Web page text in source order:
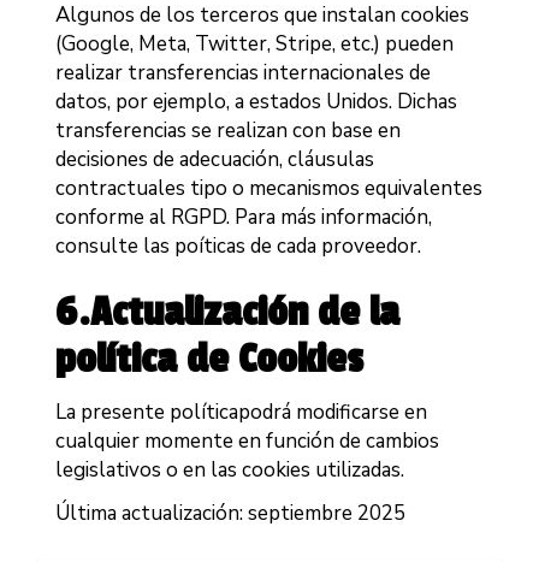
Algunos de los terceros que instalan cookies
(Google, Meta, Twitter, Stripe, etc.) pueden
realizar transferencias internacionales de
datos, por ejemplo, a estados Unidos. Dichas
transferencias se realizan con base en
decisiones de adecuación, cláusulas
contractuales tipo o mecanismos equivalentes
conforme al RGPD. Para más información,
consulte las poíticas de cada proveedor.
6.Actualización de la
política de Cookies
La presente políticapodrá modificarse en
cualquier momente en función de cambios
legislativos o en las cookies utilizadas.
Última actualización: septiembre 2025